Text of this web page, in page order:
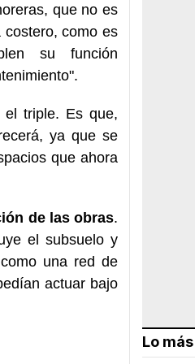
que no es
costero, como es
su función
el triple. Es que,
ya que se
que ahora
de las obras.
el subsuelo y
una red de
actuar bajo
Lo